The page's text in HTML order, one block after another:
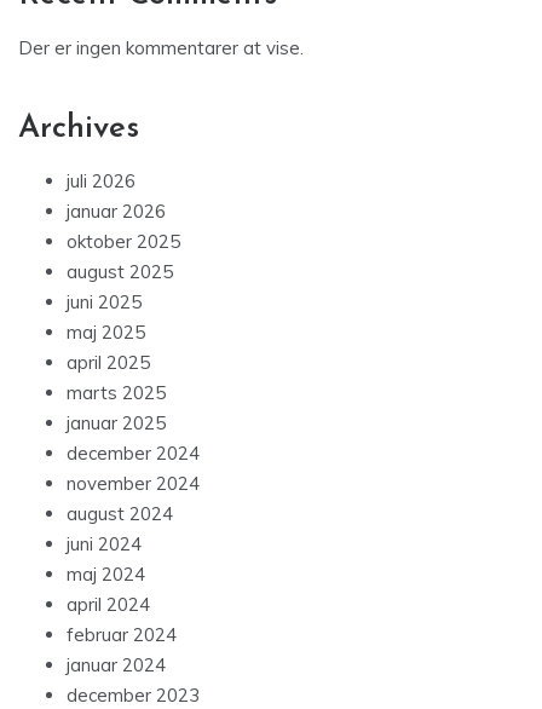
Der er ingen kommentarer at vise.
Archives
juli 2026
januar 2026
oktober 2025
august 2025
juni 2025
maj 2025
april 2025
marts 2025
januar 2025
december 2024
november 2024
august 2024
juni 2024
maj 2024
april 2024
februar 2024
januar 2024
december 2023